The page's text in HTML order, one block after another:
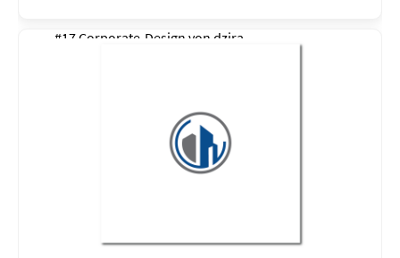
#17 Corporate-Design von dzira